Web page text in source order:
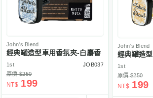
John's Blend
經典罐造型車用香氛夾-白麝香
1st
JOB037
原價 $250
NT$ 199
John's Blend
經典罐造
1st
原價 $250
NT$ 199